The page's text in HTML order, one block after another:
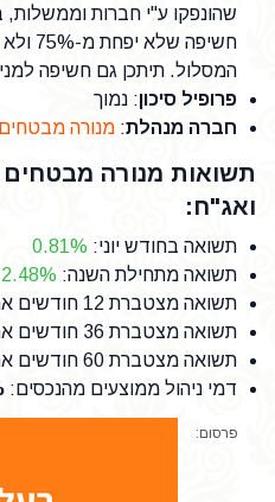
שהונפקו ע"י חברות וממשלות,
המסלול. תיתכן גם חשיפה
פרופיל סיכון: נמוך
חברה מנהלת: מנורה
תשואות מנורה
ואג"ח:
תשואה בחודש יוני:
0.81%
תשואה מתחילת השנה:
2.48%
תשואה מצטברת 12 חודשים אחרונים
תשואה מצטברת 36 חודשים אחרונים
תשואה מצטברת 60 חודשים אחרונים
דמי ניהול ממוצעים מהנכסים:
פרסום: